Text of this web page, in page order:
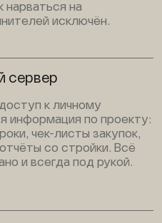
на
исключён.
сервер
к личному
информация по проекту:
чек-листы закупок,
со стройки. Всё
и всегда под рукой.